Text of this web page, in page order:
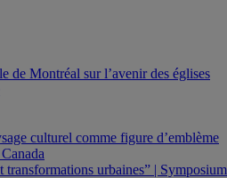
de Montréal sur l’avenir des églises
culturel comme figure d’emblème
urbaines” |